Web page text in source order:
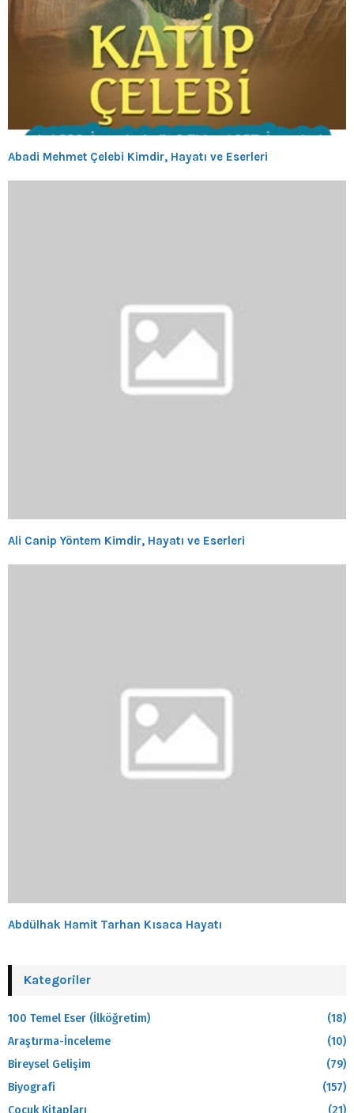
Abadi Mehmet Çelebi Kimdir, Hayatı ve Eserleri
Ali Canip Yöntem Kimdir, Hayatı ve Eserleri
Abdülhak Hamit Tarhan Kısaca Hayatı
Kategoriler
100 Temel Eser (İlköğretim)
(18)
Araştırma-İnceleme
(10)
Bireysel Gelişim
(79)
Biyografi
(157)
Çocuk Kitapları
(21)